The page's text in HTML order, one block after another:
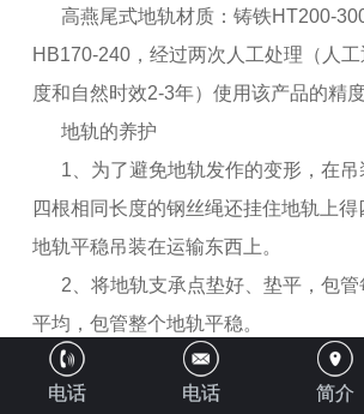
高燕尾式地轨材质：铸铁HT200-
HB170-240，经过两次人工处理（人
度和自然时效2-3年）使用该产品的精
地轨的养护
1、为了避免地轨发作的变形，在
四根相同长度的钢丝绳还挂住地轨上
地轨平稳吊装在运输东西上。
2、将地轨支承点垫好、垫平，包
平均，包管整个地轨平稳。
3、地轨不必时要实时将任务面洗净
防锈油，并用防锈纸盖上
电话 电话 简介